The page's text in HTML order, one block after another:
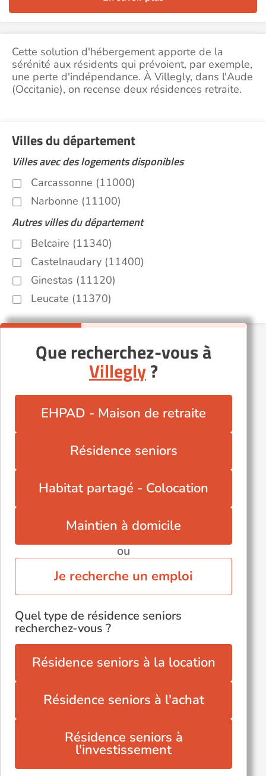
Cette solution d'hébergement apporte de la
sérénité aux résidents qui prévoient, par exemple,
une perte d'indépendance. À Villegly, dans l'Aude
(Occitanie), on recense deux résidences retraite.
Villes du département
Villes avec des logements disponibles
Carcassonne (11000)
Narbonne (11100)
Autres villes du département
Belcaire (11340)
Castelnaudary (11400)
Ginestas (11120)
Leucate (11370)
Que recherchez-vous à
Villegly?
EHPAD - Maison de retraite
Résidence seniors
Habitat partagé - Colocation
Maintien à domicile
ou
Je recherche un emploi
Quel type de résidence seniors
recherchez-vous ?
Résidence seniors à la location
Résidence seniors à l'achat
Résidence seniors à
l'investissement